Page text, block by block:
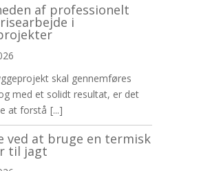
af professionelt
i
skal gennemføres
med et solidt resultat, er det
at forstå [...]
ved at bruge en termisk
til jagt